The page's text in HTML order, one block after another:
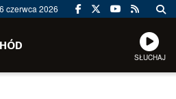
czerwca 2026
SŁUCHAJ